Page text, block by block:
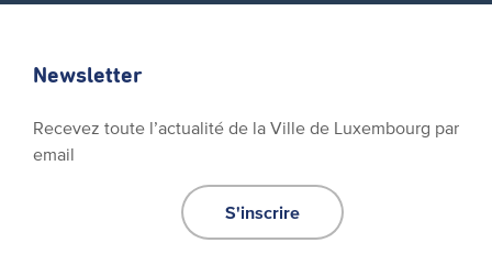
Newsletter
Recevez toute l’actualité de la Ville de Luxembourg par
email
S'inscrire